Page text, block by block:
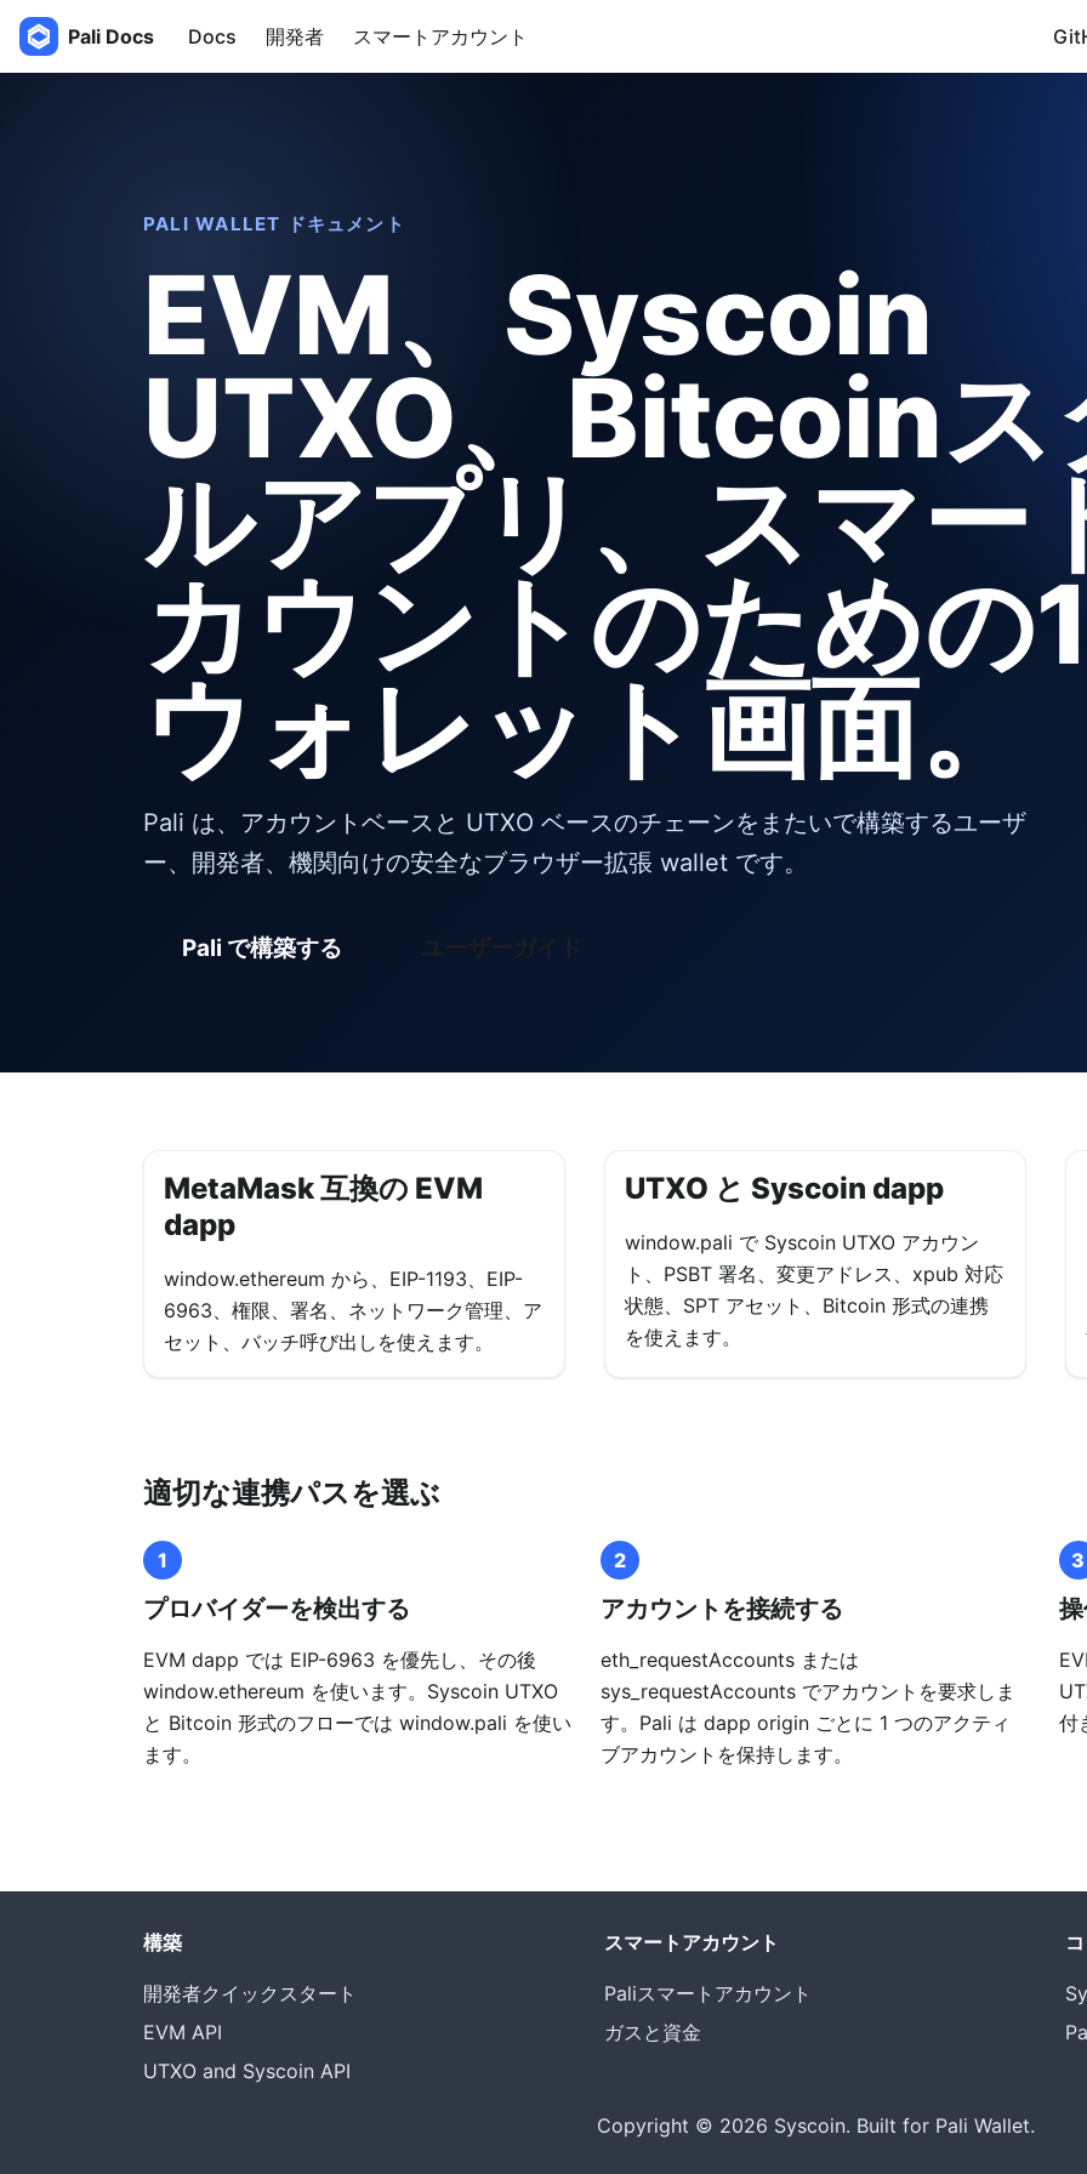
Pali Docs Docs 開発者 スマートアカウント
PALI WALLET ドキュメント
EVM、Syscoin
UTXO、Bitcoinス
ルアプリ、スマー
カウントのための
ウォレット画面。
Pali は、アカウントベースと UTXO ベースのチェーンをまたいで構築するユーザ
ー、開発者、機関向けの安全なブラウザー拡張 wallet です。
Pali で構築する
MetaMask 互換の EVM
dapp
window.ethereum から、EIP-1193、EIP-
6963、権限、署名、ネットワーク管理、ア
セット、バッチ呼び出しを使えます。
UTXO と Syscoin dapp
window.pali で Syscoin UTXO アカウン
ト、PSBT 署名、変更アドレス、xpub 対応
状態、SPT アセット、Bitcoin 形式の連携
を使えます。
適切な連携パスを選ぶ
1
プロバイダーを検出する
EVM dapp では EIP-6963 を優先し、その後
window.ethereum を使います。Syscoin UTXO
と Bitcoin 形式のフローでは window.pali を使い
ます。
2
アカウントを接続する
eth_requestAccounts または
sys_requestAccounts でアカウントを要求しま
す。Pali は dapp origin ごとに 1 つのアクティ
ブアカウントを保持します。
3
付
構築
開発者クイックスタート
EVM API
UTXO and Syscoin API
スマートアカウント
Paliスマートアカウント
ガスと資金
Copyright © 2026 Syscoin. Built for Pali Wallet.